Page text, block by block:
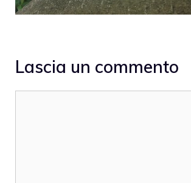
Lascia un commento